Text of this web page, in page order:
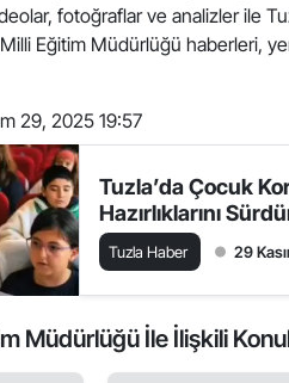
fotoğraflar ve analizler ile
Eğitim Müdürlüğü haberleri,
29, 2025 19:57
Tuzla’da Çocuk
Hazırlıklarını
Tuzla Haber 29
Müdürlüğü İle İlişkili